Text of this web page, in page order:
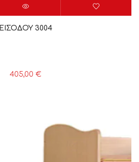
ΕΙΣΟΔΟΥ 3004
405,00 €